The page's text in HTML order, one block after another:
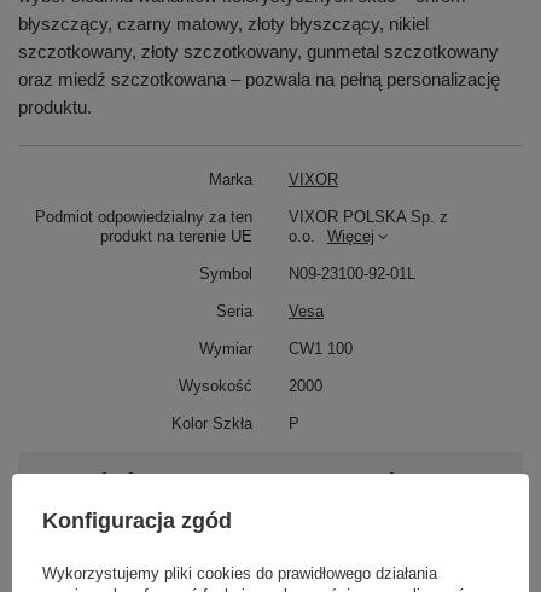
błyszczący, czarny matowy, złoty błyszczący, nikiel
szczotkowany, złoty szczotkowany, gunmetal szczotkowany
oraz miedź szczotkowana – pozwala na pełną personalizację
produktu.
Marka VIXOR
Podmiot odpowiedzialny za ten
produkt na terenie UE
VIXOR POLSKA Sp. z
o.o.
Więcej
Symbol N09-23100-92-01L
Seria Vesa
Wymiar CW1 100
Wysokość 2000
Kolor Szkła P
Potrzebujesz pomocy? Masz pytania?
Zadaj pytanie a my odpowiemy niezwłocznie,
najciekawsze pytania i odpowiedzi publikując
Konfiguracja zgód
Wykorzystujemy pliki cookies do prawidłowego działania